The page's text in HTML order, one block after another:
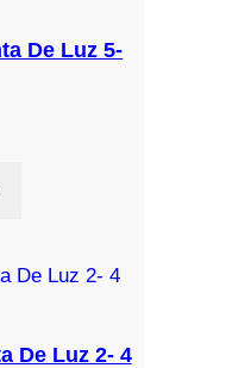
De Luz 5-
De Luz 2- 4